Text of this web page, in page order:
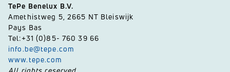
TePe Benelux B.V.
Amethistweg 5, 2665 NT Bleiswijk
Pays Bas
Tel:+31 (0)85- 760 39 66
info.be@tepe.com
www.tepe.com